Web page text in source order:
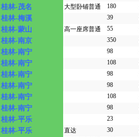
桂林-茂名 大型卧铺普通 180
桂林-梅溪 39
桂林-蒙山 高一座席普通 55
桂林-南京 350
桂林-南宁 98
桂林-南宁 108
桂林-南宁 98
桂林-南宁 98
桂林-南宁 108
桂林-南宁 98
桂林-平乐 23
桂林-平乐 直达 30